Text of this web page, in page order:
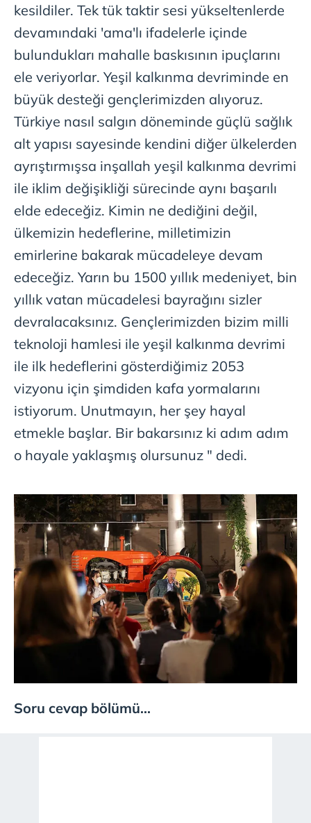
kesildiler. Tek tük taktir sesi yükseltenlerde
devamındaki 'ama'lı ifadelerle içinde
bulundukları mahalle baskısının ipuçlarını
ele veriyorlar. Yeşil kalkınma devriminde en
büyük desteği gençlerimizden alıyoruz.
Türkiye nasıl salgın döneminde güçlü sağlık
alt yapısı sayesinde kendini diğer ülkelerden
ayrıştırmışsa inşallah yeşil kalkınma devrimi
ile iklim değişikliği sürecinde aynı başarılı
elde edeceğiz. Kimin ne dediğini değil,
ülkemizin hedeflerine, milletimizin
emirlerine bakarak mücadeleye devam
edeceğiz. Yarın bu 1500 yıllık medeniyet, bin
yıllık vatan mücadelesi bayrağını sizler
devralacaksınız. Gençlerimizden bizim milli
teknoloji hamlesi ile yeşil kalkınma devrimi
ile ilk hedeflerini gösterdiğimiz 2053
vizyonu için şimdiden kafa yormalarını
istiyorum. Unutmayın, her şey hayal
etmekle başlar. Bir bakarsınız ki adım adım
o hayale yaklaşmış olursunuz " dedi.
Soru cevap bölümü...